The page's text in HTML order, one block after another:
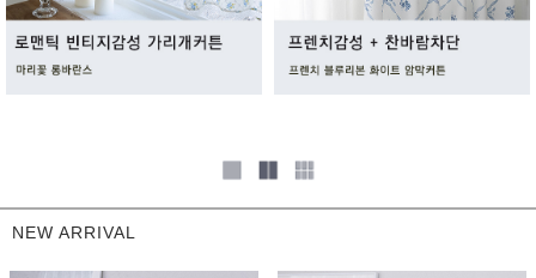
NEW ARRIVAL